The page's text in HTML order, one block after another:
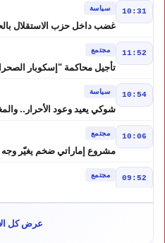
10:31 سياسة
غضب داخل حزب الاستقلال
11:52 مجتمع
تأجيل محاكمة "إسكوبار
10:54 سياسة
شوكي يعيد وعود الأحرار..
10:06 مجتمع
مشروع إماراتي ضخم يغيّر
09:52 مجتمع
الضحايا
عرض كل